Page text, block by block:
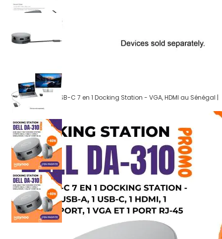
Dell DA310 Hub USB-C 7 en 1 Docking Station - VGA, HDMI au Sénégal |
Kaynoo.sn
Skip to the beginning of the images gallery